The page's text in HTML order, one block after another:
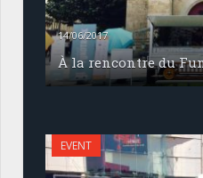
14/06/2017
À la rencontre du
EVENT